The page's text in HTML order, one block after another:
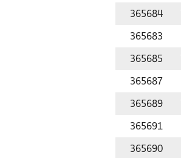
365684
365683
365685
365687
365689
365691
365690